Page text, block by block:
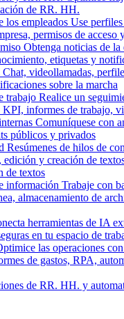
de RR. HH.
los empleados Use
permisos de
Obtenga noticias de la
etiquetas y
Chat, videollamadas,
sobre la marcha
trabajo Realice un
KPI, informes de trabajo,
Comuníquese con
públicos y privados
Resúmenes de hilos de
y creación de
de textos
información Trabaje con
almacenamiento de
herramientas de IA
en tu espacio de
las operaciones
de gastos, RPA,
de RR. HH. y